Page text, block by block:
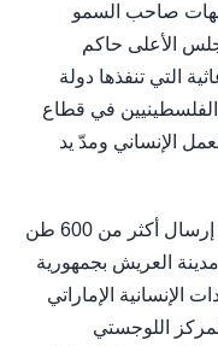
صاحب السمو
الأعلى حاكم
التي تنفذها دولة
الفلسطينيين في قطاع
الإنساني ومدّ يد
وشهدت الحملة، التي استمرت شهرين، إرسال أكثر من 600 طن
العريش بجمهورية
الإماراتي
اللوجستي